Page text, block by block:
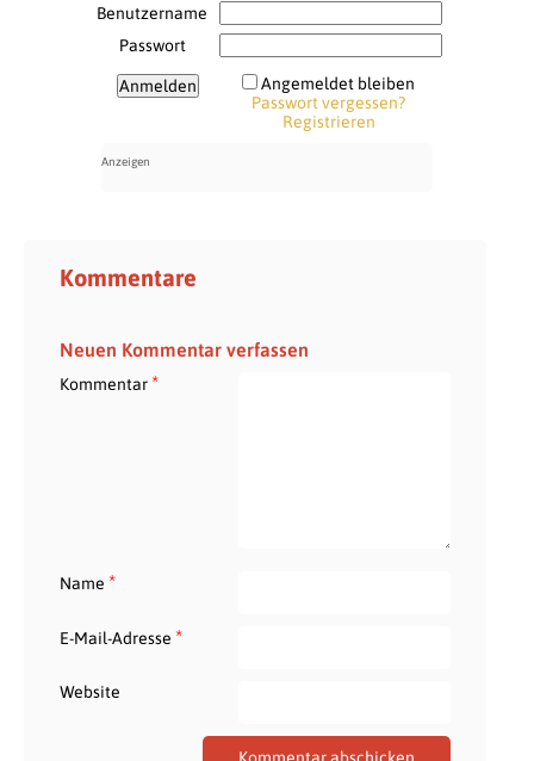
Benutzername
Passwort
Angemeldet bleiben
Passwort vergessen?
Registrieren
Kommentare
Neuen Kommentar verfassen
Kommentar*
Name *
E-Mail-Adresse *
Website